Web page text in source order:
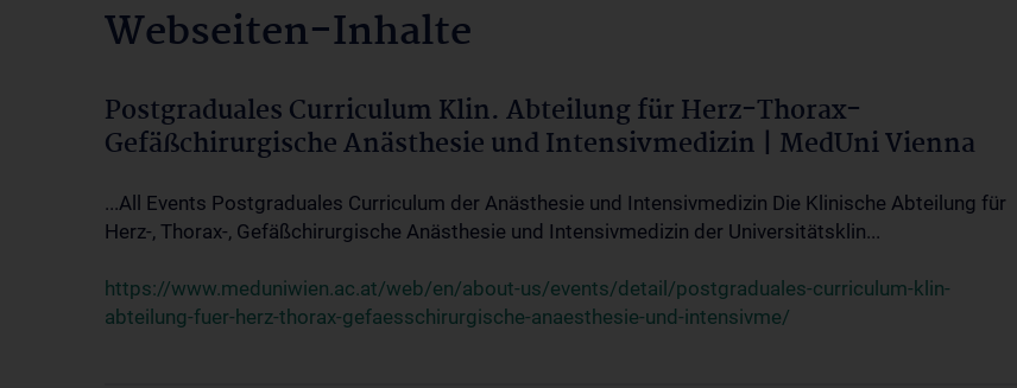
Webseiten-Inhalte
Postgraduales Curriculum Klin. Abteilung für Herz-Thorax-
Gefäßchirurgische Anästhesie und Intensivmedizin | MedUni Vienna
...All Events Postgraduales Curriculum der Anästhesie und Intensivmedizin Die Klinische Abteilung für
Herz-, Thorax-, Gefäßchirurgische Anästhesie und Intensivmedizin der Universitätsklin...
https://www.meduniwien.ac.at/web/en/about-us/events/detail/postgraduales-curriculum-klin-
abteilung-fuer-herz-thorax-gefaesschirurgische-anaesthesie-und-intensivme/